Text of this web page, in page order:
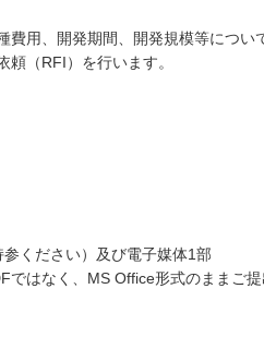
用、開発期間、開発規模等につい
（RFI）を行います。
ください）及び電子媒体1部
はなく、MS Office形式のままご提